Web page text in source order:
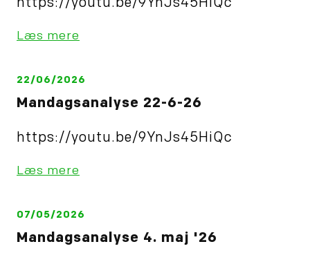
https://youtu.be/9YnJs45HiQc
Læs mere
22/06/2026
Mandagsanalyse 22-6-26
https://youtu.be/9YnJs45HiQc
Læs mere
07/05/2026
Mandagsanalyse 4. maj '26